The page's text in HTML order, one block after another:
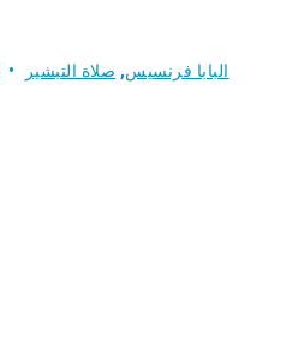
البابا فرنسيس, صلاة التبشير